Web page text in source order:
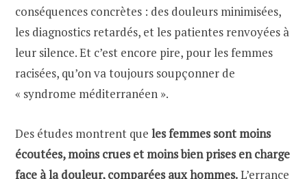
conséquences concrètes : des douleurs minimisées,
les diagnostics retardés, et les patientes renvoyées à
leur silence. Et c’est encore pire, pour les femmes
racisées, qu’on va toujours soupçonner de
« syndrome méditerranéen ».
Des études montrent que les femmes sontmoins
écoutées, moins crues et moins bien prises en charge
face à la douleur, comparées aux hommes.L’errance